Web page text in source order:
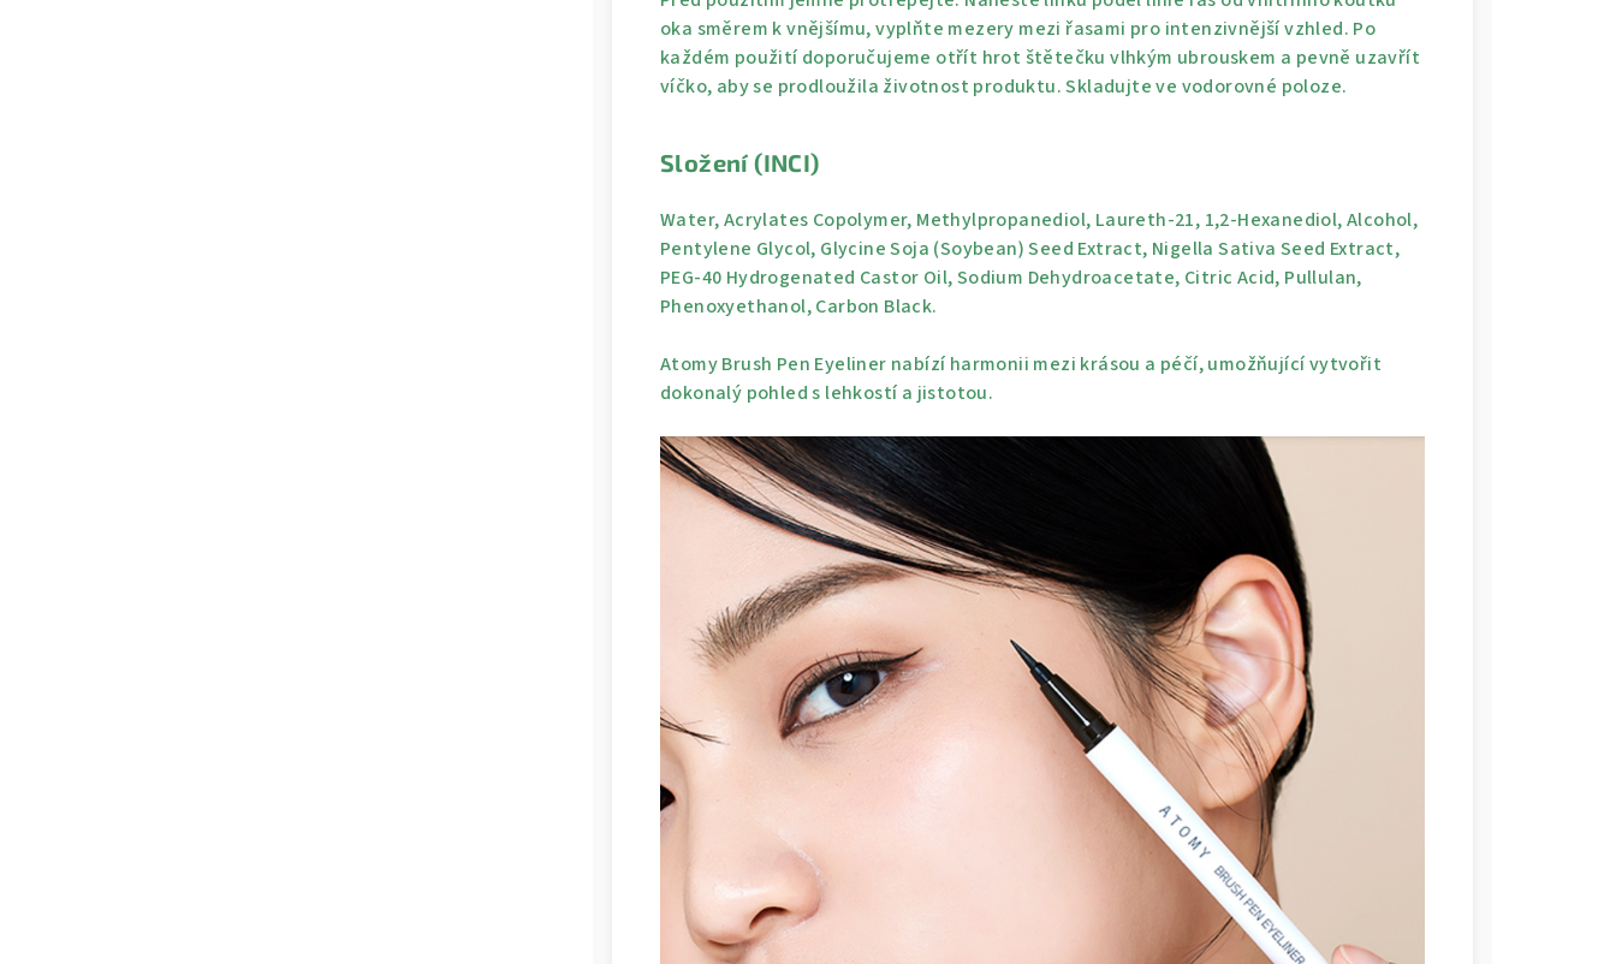
oka směrem k vnějšímu, vyplňte mezery mezi řasami pro intenzivnější vzhled. Po
každém použití doporučujeme otřít hrot štětečku vlhkým ubrouskem a pevně uzavřít
víčko, aby se prodloužila životnost produktu. Skladujte ve vodorovné poloze.
Složení (INCI)
Water, Acrylates Copolymer, Methylpropanediol, Laureth-21, 1,2-Hexanediol, Alcohol,
Pentylene Glycol, Glycine Soja (Soybean) Seed Extract, Nigella Sativa Seed Extract,
PEG-40 Hydrogenated Castor Oil, Sodium Dehydroacetate, Citric Acid, Pullulan,
Phenoxyethanol, Carbon Black.
Atomy Brush Pen Eyeliner nabízí harmonii mezi krásou a péčí, umožňující vytvořit
dokonalý pohled s lehkostí a jistotou.